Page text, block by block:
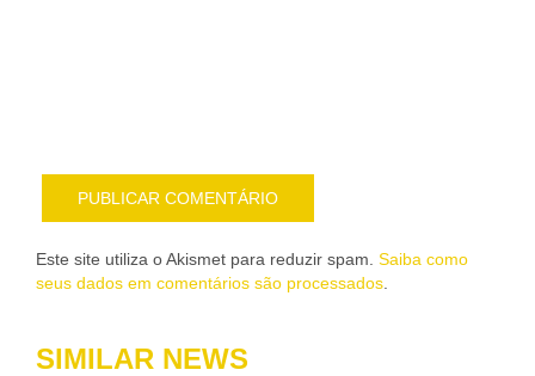
Este site utiliza o Akismet para reduzir spam. Saiba como
seus dados em comentários são processados
SIMILAR NEWS